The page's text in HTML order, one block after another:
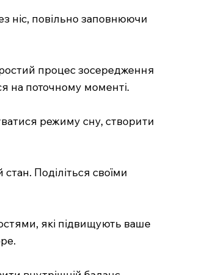
ніс, повільно заповнюючи
процес зосередження
на поточному моменті.
режиму сну, створити
Поділіться своїми
які підвищують ваше